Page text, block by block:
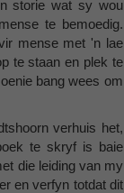
storie wat sy wou
te bemoedig.
mense met 'n lae
te staan en plek te
bang wees om
verhuis het,
te skryf is baie
die leiding van my
en verfyn totdat dit